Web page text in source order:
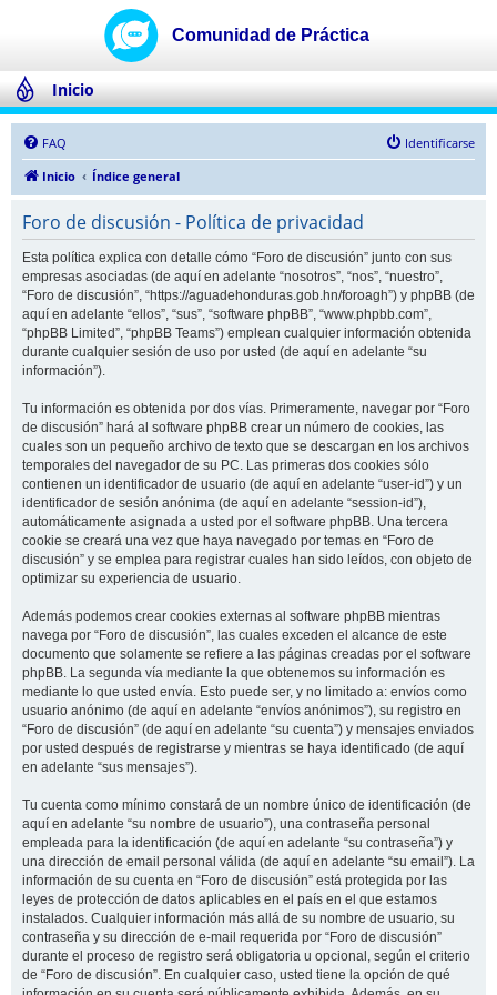
Inicio
FAQ
Identificarse
Inicio
Índice general
Foro de discusión - Política de privacidad
Esta política explica con detalle cómo “Foro de discusión” junto con sus
empresas asociadas (de aquí en adelante “nosotros”, “nos”, “nuestro”,
“Foro de discusión”, “https://aguadehonduras.gob.hn/foroagh”) y phpBB (de
aquí en adelante “ellos”, “sus”, “software phpBB”, “www.phpbb.com”,
“phpBB Limited”, “phpBB Teams”) emplean cualquier información obtenida
durante cualquier sesión de uso por usted (de aquí en adelante “su
información”).
Tu información es obtenida por dos vías. Primeramente, navegar por “Foro
de discusión” hará al software phpBB crear un número de cookies, las
cuales son un pequeño archivo de texto que se descargan en los archivos
temporales del navegador de su PC. Las primeras dos cookies sólo
contienen un identificador de usuario (de aquí en adelante “user-id”) y un
identificador de sesión anónima (de aquí en adelante “session-id”),
automáticamente asignada a usted por el software phpBB. Una tercera
cookie se creará una vez que haya navegado por temas en “Foro de
discusión” y se emplea para registrar cuales han sido leídos, con objeto de
optimizar su experiencia de usuario.
Además podemos crear cookies externas al software phpBB mientras
navega por “Foro de discusión”, las cuales exceden el alcance de este
documento que solamente se refiere a las páginas creadas por el software
phpBB. La segunda vía mediante la que obtenemos su información es
mediante lo que usted envía. Esto puede ser, y no limitado a: envíos como
usuario anónimo (de aquí en adelante “envíos anónimos”), su registro en
“Foro de discusión” (de aquí en adelante “su cuenta”) y mensajes enviados
por usted después de registrarse y mientras se haya identificado (de aquí
en adelante “sus mensajes”).
Tu cuenta como mínimo constará de un nombre único de identificación (de
aquí en adelante “su nombre de usuario”), una contraseña personal
empleada para la identificación (de aquí en adelante “su contraseña”) y
una dirección de email personal válida (de aquí en adelante “su email”). La
información de su cuenta en “Foro de discusión” está protegida por las
leyes de protección de datos aplicables en el país en el que estamos
instalados. Cualquier información más allá de su nombre de usuario, su
contraseña y su dirección de e-mail requerida por “Foro de discusión”
durante el proceso de registro será obligatoria u opcional, según el criterio
de “Foro de discusión”. En cualquier caso, usted tiene la opción de qué